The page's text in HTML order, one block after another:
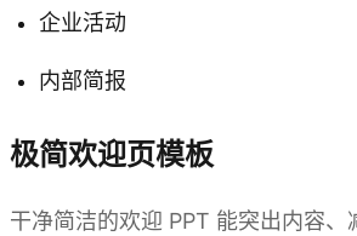
企业活动
内部简报
极简欢迎页模板
干净简洁的欢迎 PPT 能突出内容、